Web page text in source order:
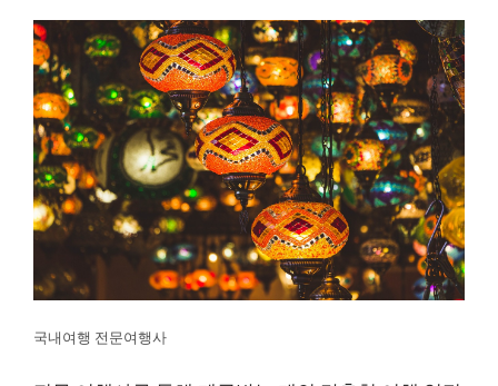
국내여행 전문여행사